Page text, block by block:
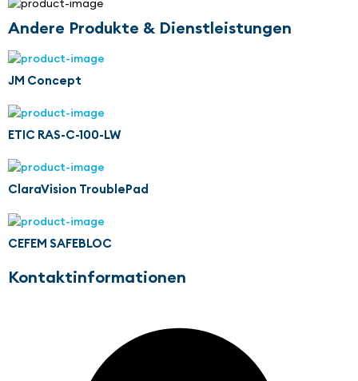
Andere Produkte & Dienstleistungen
JM Concept
ETIC RAS-C-100-LW
ClaraVision TroublePad
CEFEM SAFEBLOC
Kontaktinformationen